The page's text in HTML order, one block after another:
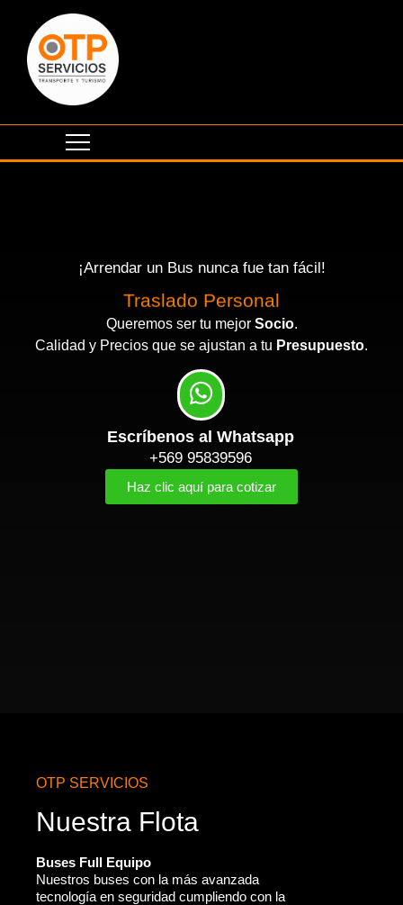
¡Arrendar un Bus nunca fue tan fácil!
Traslado Personal
Queremos ser tu mejor Socio.
Calidad y Precios que se ajustan a tu Presupuesto.
Escríbenos al Whatsapp
+569 95839596
Haz clic aquí para cotizar
OTP SERVICIOS
Nuestra Flota
Buses Full Equipo
Nuestros buses con la más avanzada
tecnología en seguridad cumpliendo con la